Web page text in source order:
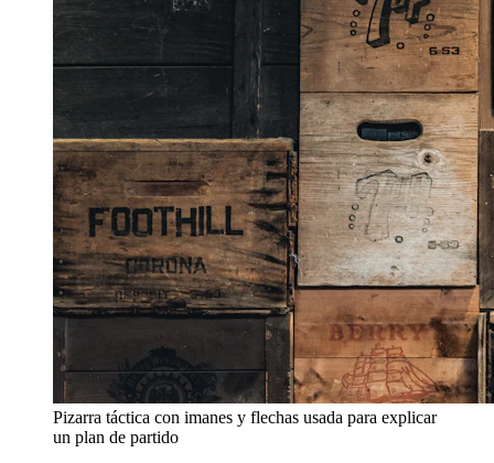
Pizarra táctica con imanes y flechas usada para explicar
un plan de partido